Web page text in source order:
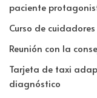
paciente
Curso de cuidadores
Reunión con la
Tarjeta de taxi
diagnóstico